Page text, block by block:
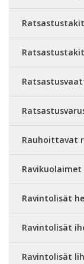
Ratsastustakit
Rauhoittavat
Ravikuolaimet
Ravintolisät
Ravintolisät
Ravintolisät